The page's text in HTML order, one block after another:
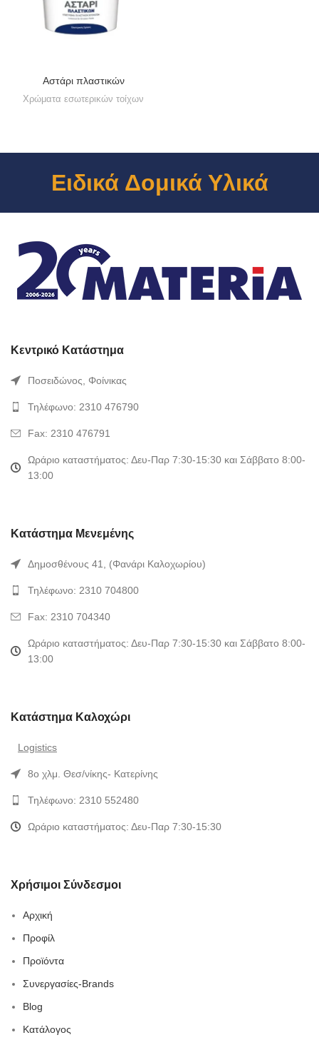
Αστάρι πλαστικών
Χρώματα εσωτερικών τοίχων
Ειδικά Δομικά Υλικά
Κεντρικό Κατάστημα
Ποσειδώνος, Φοίνικας
Τηλέφωνο: 2310 476790
Fax: 2310 476791
Ωράριο καταστήματος: Δευ-Παρ 7:30-15:30 και Σάββατο 8:00-
13:00
Κατάστημα Μενεμένης
Δημοσθένους 41, (Φανάρι Καλοχωρίου)
Τηλέφωνο: 2310 704800
Fax: 2310 704340
Ωράριο καταστήματος: Δευ-Παρ 7:30-15:30 και Σάββατο 8:00-
13:00
Κατάστημα Καλοχώρι
Logistics
8ο χλμ. Θεσ/νίκης- Κατερίνης
Τηλέφωνο: 2310 552480
Ωράριο καταστήματος: Δευ-Παρ 7:30-15:30
Χρήσιμοι Σύνδεσμοι
Αρχική
Προφίλ
Προϊόντα
Συνεργασίες-Brands
Blog
Κατάλογος